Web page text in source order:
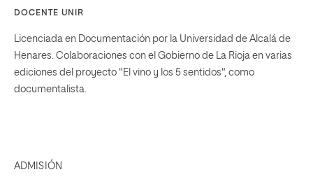
DOCENTE UNIR
Licenciada en Documentación por la Universidad de Alcalá de
Henares. Colaboraciones con el Gobierno de La Rioja en varias
ediciones del proyecto "El vino y los 5 sentidos", como
documentalista.
ADMISIÓN